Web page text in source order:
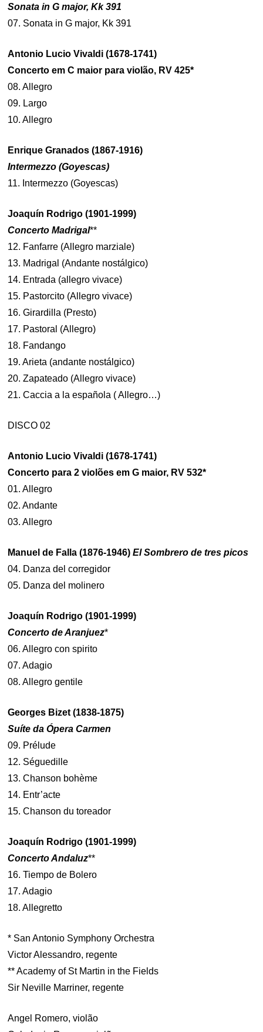
Sonata in G major, Kk 391
07. Sonata in G major, Kk 391
Antonio Lucio Vivaldi (1678-1741)
Concerto em C maior para violão, RV 425*
08. Allegro
09. Largo
10. Allegro
Enrique Granados (1867-1916)
Intermezzo (Goyescas)
11. Intermezzo (Goyescas)
Joaquín Rodrigo (1901-1999)
Concerto Madrigal**
12. Fanfarre (Allegro marziale)
13. Madrigal (Andante nostálgico)
14. Entrada (allegro vivace)
15. Pastorcito (Allegro vivace)
16. Girardilla (Presto)
17. Pastoral (Allegro)
18. Fandango
19. Arieta (andante nostálgico)
20. Zapateado (Allegro vivace)
21. Caccia a la española ( Allegro…)
DISCO 02
Antonio Lucio Vivaldi (1678-1741)
Concerto para 2 violões em G maior, RV 532*
01. Allegro
02. Andante
03. Allegro
Manuel de Falla (1876-1946) El Sombrero de tres picos
04. Danza del corregidor
05. Danza del molinero
Joaquín Rodrigo (1901-1999)
Concerto de Aranjuez*
06. Allegro con spirito
07. Adagio
08. Allegro gentile
Georges Bizet (1838-1875)
Suíte da Ópera Carmen
09. Prélude
12. Séguedille
13. Chanson bohème
14. Entr’acte
15. Chanson du toreador
Joaquín Rodrigo (1901-1999)
Concerto Andaluz**
16. Tiempo de Bolero
17. Adagio
18. Allegretto
* San Antonio Symphony Orchestra
Victor Alessandro, regente
** Academy of St Martin in the Fields
Sir Neville Marriner, regente
Angel Romero, violão